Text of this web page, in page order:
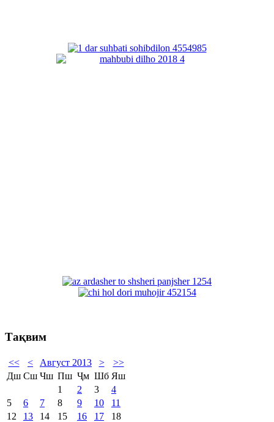
Тақвим
<< < Август 2013 >
>>
Дш Сш Чш Пш Ҷм Шб Яш
1
2 3
4
5
6 7 8 9 10
11
12
13 14 15 16 17
18